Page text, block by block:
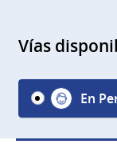
Vías
En